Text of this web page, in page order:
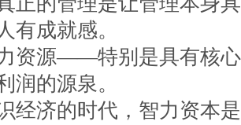
有成就感。
资源――特别是具有核
润的源泉。
经济的时代，智力资本